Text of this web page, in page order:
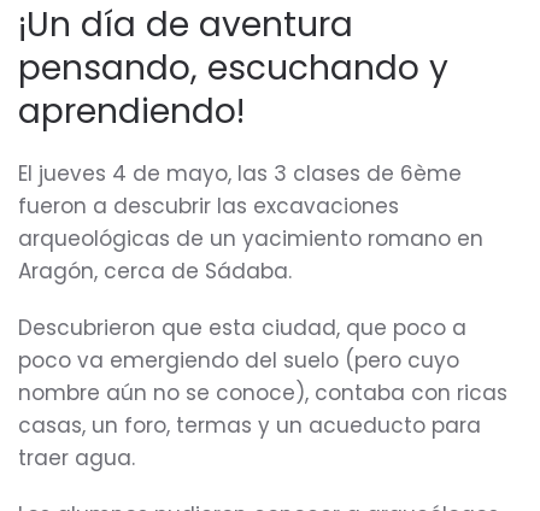
¡Un día de aventura
pensando, escuchando y
aprendiendo!
El jueves 4 de mayo, las 3 clases de 6ème
fueron a descubrir las excavaciones
arqueológicas de un yacimiento romano en
Aragón, cerca de Sádaba.
Descubrieron que esta ciudad, que poco a
poco va emergiendo del suelo (pero cuyo
nombre aún no se conoce), contaba con ricas
casas, un foro, termas y un acueducto para
traer agua.